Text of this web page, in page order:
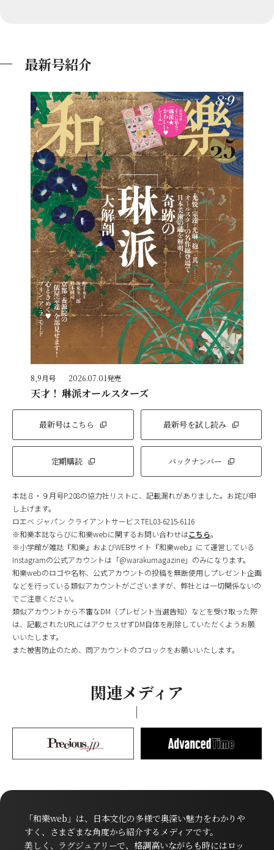
最新号紹介
8,9月号 2026.07.01発売
天才！ 琳派オールスターズ
最新号はこちら 最新号を試し読み
定期購読 バックナンバー
本誌８・９月号P.208の協力社リストに、記載漏れがありました。お詫び申
し上げます。
ロエベ ジャパン クライアントサービスTEL03-6215-6116
※和樂本誌ならびに和樂webに関するお問い合わせはこちら。
※小学館が雑誌『和樂』およびWEBサイト『和樂web』にて運営している
Instagramの公式アカウントは「@warakumagazine」のみになります。
和樂webのロゴや名称、公式アカウントの投稿を無断使用しプレゼント企画
などを行っている類似アカウントがございますが、弊社とは一切関係ないの
でご注意ください。
類似アカウントから不審なDM（プレゼント当選告知）などを受け取った際
は、記載されたURLにはアクセスせずDM自体を削除していただくようお願
いいたします。
また被害防止のため、同アカウントのブロックをお願いいたします。
関連メディア
「和樂web」は、日本文化の多様で奥深い魅力をわかりや
すく、さまざまな角度から紹介するメディアです。
美しく、ラグジュアリーで、格調高いながらも時にはロッ